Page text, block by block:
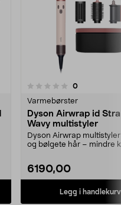
0anmeldelser
Varmebørster
Dyson Airwrap id
Wavy multistyler
Dyson Airwrap
og bølgete hår – mindre
6190,00
Legg i handlekurv
3.5 av 5 stjerner